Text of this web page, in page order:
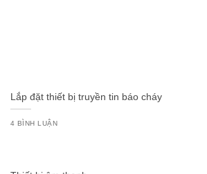
Lắp đặt thiết bị truyền tin báo cháy
4 BÌNH LUẬN